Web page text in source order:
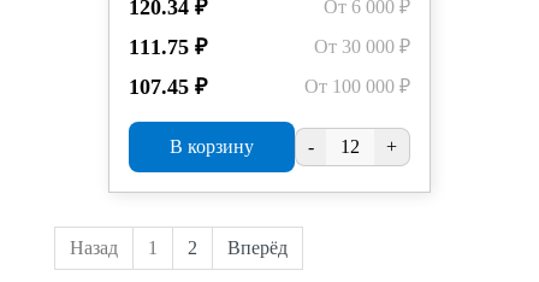
120.34 ₽ От 6 000 ₽
111.75 ₽ От 30 000 ₽
107.45 ₽ От 100 000 ₽
В корзину - +
Назад 1 2 Вперёд